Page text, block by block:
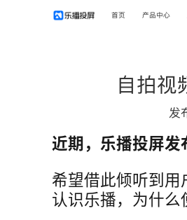
首页 产品中心
自拍
发
近期，乐播投屏
希望借此倾听到
认识乐播，为什